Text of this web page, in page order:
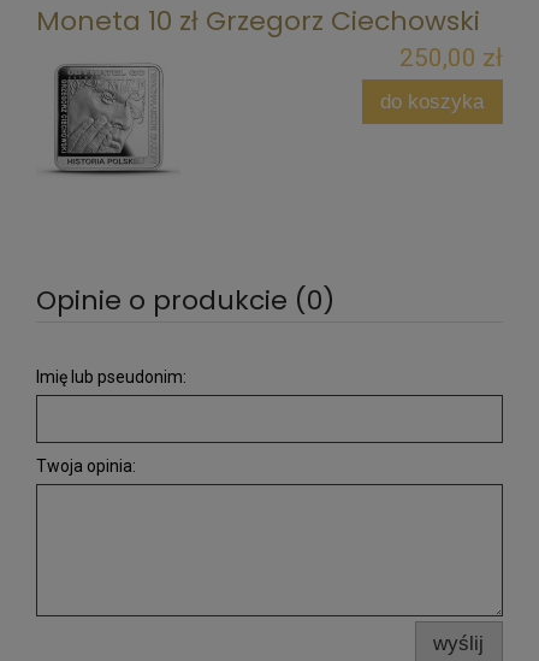
Moneta 10 zł Grzegorz Ciechowski
250,00 zł
do koszyka
Opinie o produkcie (0)
Imię lub pseudonim:
Twoja opinia:
wyślij